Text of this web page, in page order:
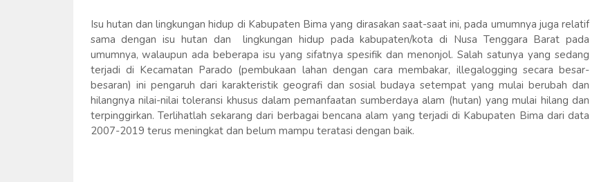
Isu hutan dan lingkungan hidup di Kabupaten Bima yang dirasakan saat-saat ini, pada umumnya juga relatif
sama dengan isu hutan dan lingkungan hidup pada kabupaten/kota di Nusa Tenggara Barat pada
umumnya, walaupun ada beberapa isu yang sifatnya spesifik dan menonjol. Salah satunya yang sedang
terjadi di Kecamatan Parado (pembukaan lahan dengan cara membakar, illegalogging secara besar-
besaran) ini pengaruh dari karakteristik geografi dan sosial budaya setempat yang mulai berubah dan
hilangnya nilai-nilai toleransi khusus dalam pemanfaatan sumberdaya alam (hutan) yang mulai hilang dan
terpinggirkan. Terlihatlah sekarang dari berbagai bencana alam yang terjadi di Kabupaten Bima dari data
2007-2019 terus meningkat dan belum mampu teratasi dengan baik.